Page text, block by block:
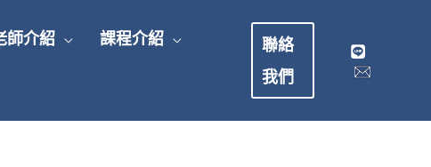
師介紹 課程介紹
聯絡
我們